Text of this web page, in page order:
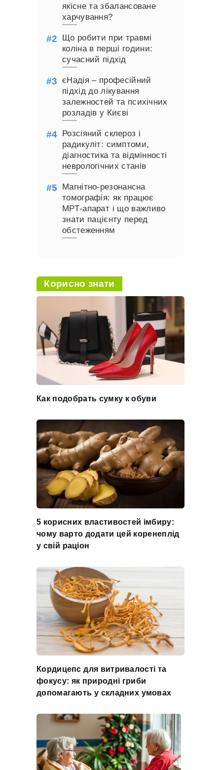
якісне та збалансоване
харчування?
Що робити при травмі
коліна в перші години:
сучасний підхід
єНадія – професійний
підхід до лікування
залежностей та психічних
розладів у Києві
Розсіяний склероз і
радикуліт: симптоми,
діагностика та відмінності
неврологічних станів
Магнітно-резонансна
томографія: як працює
МРТ-апарат і що важливо
знати пацієнту перед
обстеженням
Корисно знати
Как подобрать сумку к обуви
5 корисних властивостей імбиру:
чому варто додати цей коренеплід
у свій раціон
Кордицепс для витривалості та
фокусу: як природні гриби
допомагають у складних умовах